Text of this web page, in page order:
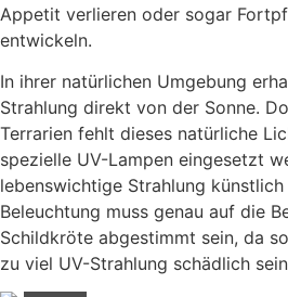
Appetit verlieren oder sogar
entwickeln.
In ihrer natürlichen Umgebung
Strahlung direkt von der Sonne.
Terrarien fehlt dieses natürliche
spezielle UV-Lampen eingesetzt
lebenswichtige Strahlung
Beleuchtung muss genau auf die
Schildkröte abgestimmt sein, da
zu viel UV-Strahlung schädlich